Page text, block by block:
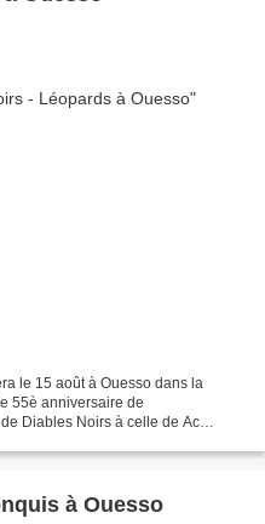
le 15 août à Ouesso dans la
55è anniversaire de
Diables Noirs à celle de Ac
à Ouesso